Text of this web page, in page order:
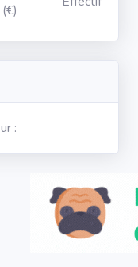
(€)
: